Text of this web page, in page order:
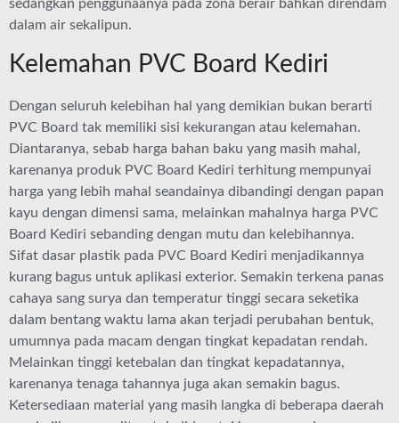
sedangkan penggunaanya pada zona berair bahkan direndam
dalam air sekalipun.
Kelemahan PVC Board Kediri
Dengan seluruh kelebihan hal yang demikian bukan berarti
PVC Board tak memiliki sisi kekurangan atau kelemahan.
Diantaranya, sebab harga bahan baku yang masih mahal,
karenanya produk PVC Board Kediri terhitung mempunyai
harga yang lebih mahal seandainya dibandingi dengan papan
kayu dengan dimensi sama, melainkan mahalnya harga PVC
Board Kediri sebanding dengan mutu dan kelebihannya.
Sifat dasar plastik pada PVC Board Kediri menjadikannya
kurang bagus untuk aplikasi exterior. Semakin terkena panas
cahaya sang surya dan temperatur tinggi secara seketika
dalam bentang waktu lama akan terjadi perubahan bentuk,
umumnya pada macam dengan tingkat kepadatan rendah.
Melainkan tinggi ketebalan dan tingkat kepadatannya,
karenanya tenaga tahannya juga akan semakin bagus.
Ketersediaan material yang masih langka di beberapa daerah